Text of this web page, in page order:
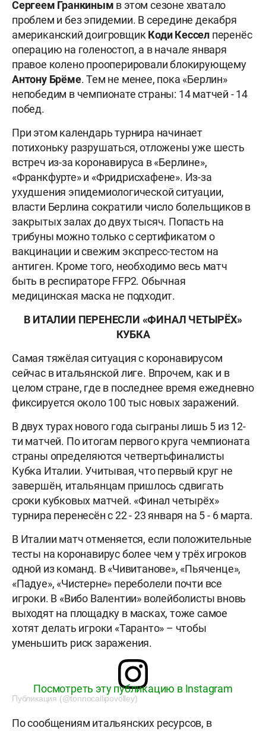
Сергеем Гранкиным в этом сезоне хватало
проблем и без эпидемии. В середине декабря
американский доигровщикКоди Кессел перенёс
операцию на голеностоп, а в начале января
правое колено прооперировали блокирующему
Антону Брёме. Тем не менее, пока «Берлин»
непобедим в чемпионате страны: 14 матчей - 14
побед.
При этом календарь турнира начинает
потихоньку разрушаться, отложены уже шесть
встреч из-за коронавируса в «Берлине»,
«Франкфурте» и «Фридрисхафене». Из-за
ухудшения эпидемиологической ситуации,
власти Берлина сократили число болельщиков в
закрытых залах до двух тысяч. Попасть на
трибуны можно только с сертификатом о
вакцинации и свежим экспресс-тестом на
антиген. Кроме того, необходимо весь матч
быть в респираторе FFP2. Обычная
медицинская маска не подходит.
В ИТАЛИИ ПЕРЕНЕСЛИ «ФИНАЛ ЧЕТЫРЁХ»
КУБКА
Самая тяжёлая ситуация с коронавирусом
сейчас в итальянской лиге. Впрочем, как и в
целом стране, где в последнее время ежедневно
фиксируется около 100 тыс новых заражений.
В двух турах нового года сыграны лишь 5 из 12-
ти матчей. По итогам первого круга чемпионата
страны определяются четвертьфиналисты
Кубка Италии. Учитывая, что первый круг не
завершён, итальянцам пришлось сдвигать
сроки кубковых матчей. «Финал четырёх»
турнира перенесён с 22 - 23 января на 5 - 6 марта.
В Италии матч отменяется, если положительные
тесты на коронавирус более чем у трёх игроков
одной из команд. В «Чивитанове», «Пьяченце»,
«Падуе», «Чистерне» переболели почти все
игроки. В «Вибо Валентии» волейболисты вновь
выходят на площадку в масках, тоже самое
хотят делать игроки «Таранто» – чтобы
уменьшить риск заражения.
Посмотреть эту публикацию в Instagram
Публикация (@tonnocallipovolley)
По сообщениям итальянских ресурсов, в